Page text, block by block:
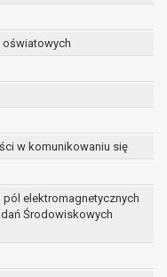
oświatowych
w komunikowaniu się
elektromagnetycznych
Środowiskowych
art. 17 RODO, w
do celów, dla
dotyczą wycofała zgodę
która jest podstawą
prawnej przetwarzania
są niezgodnie
być usunięte w celu
z przepisów prawa;
w przypadku gdy:
dotyczą kwestionuje